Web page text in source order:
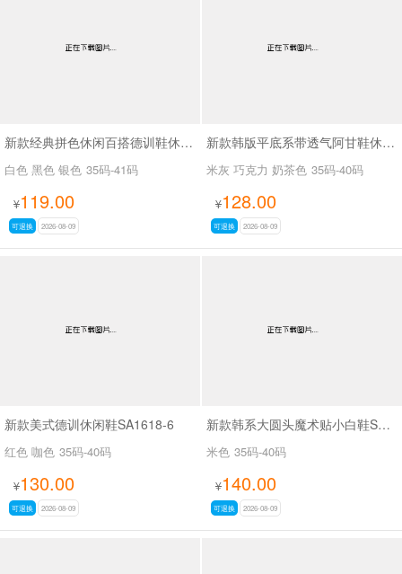
新款经典拼色休闲百搭德训鞋休闲鞋SA6090
白色 黑色 银色 35码-41码
¥119.00
可退换 2026-08-09
新款韩版平底系带透气阿甘鞋休闲小白鞋SA058-9
米灰 巧克力 奶茶色 35码-40码
¥128.00
可退换 2026-08-09
新款美式德训休闲鞋SA1618-6
红色 咖色 35码-40码
¥130.00
可退换 2026-08-09
新款韩系大圆头魔术贴小白鞋SAK2616A
米色 35码-40码
¥140.00
可退换 2026-08-09